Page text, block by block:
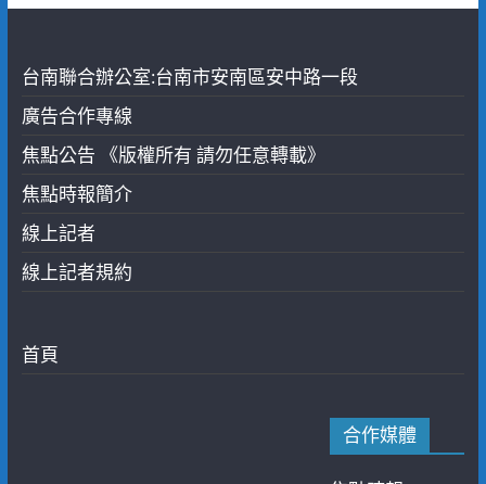
台南聯合辦公室:台南市安南區安中路一段
廣告合作專線
焦點公告 《版權所有 請勿任意轉載》
焦點時報簡介
線上記者
線上記者規約
首頁
合作媒體